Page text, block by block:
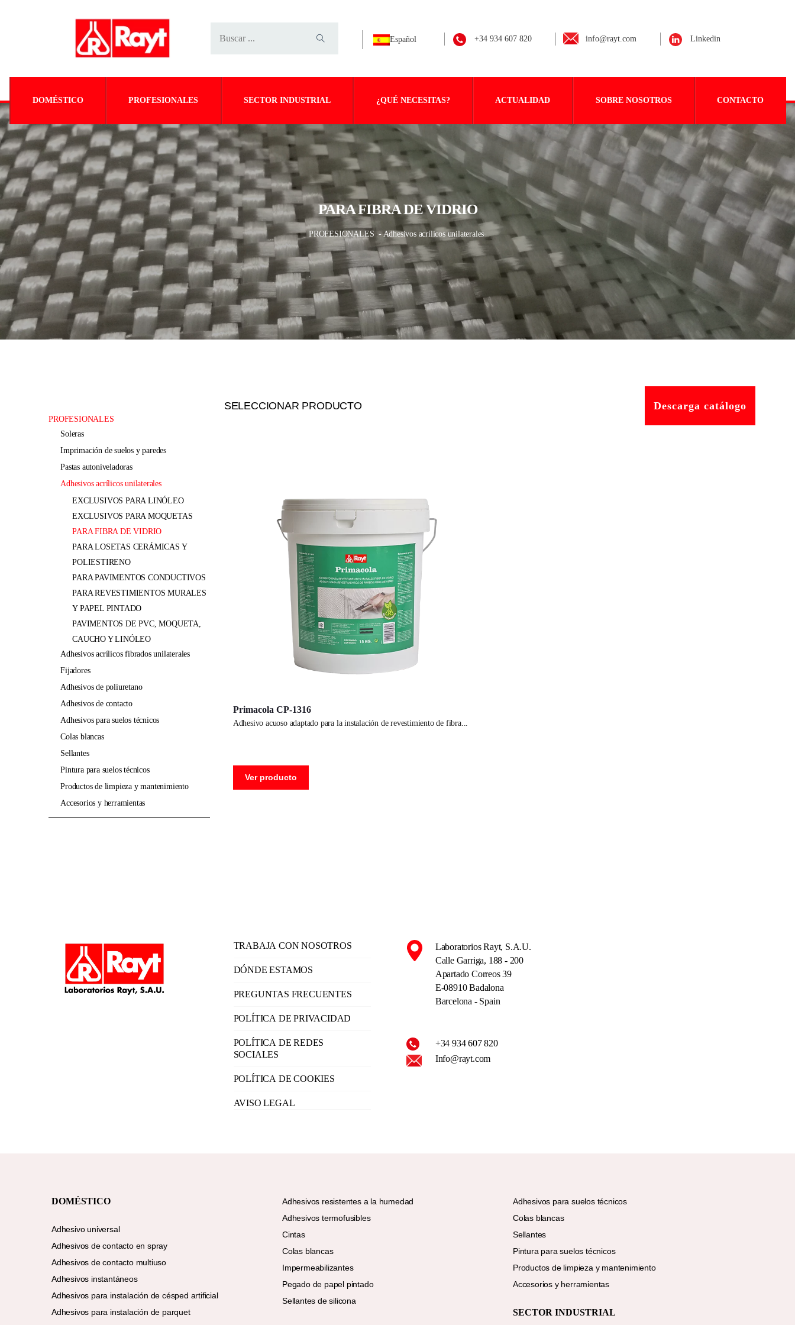
Español +34 934 607 820 info@rayt.com Linkedin
DOMÉSTICO PROFESIONALES SECTOR INDUSTRIAL ¿QUÉ NECESITAS? ACTUALIDAD SOBRE NOSOTROS CONTACTO
PARA FIBRA DE VIDRIO
PROFESIONALES - Adhesivos acrílicos unilaterales
SELECCIONAR PRODUCTO Descarga catálogo
Primacola CP-1316
adhesivo acuoso adaptado para la instalación de revestimiento de fibra
Ver producto
PROFESIONALES
soleras
imprimación de suelos y paredes
pastas autoniveladoras
adhesivos acrílicos unilaterales
EXCLUSIVOS PARA LINÓLEO
EXCLUSIVOS PARA MOQUETAS
PARA FIBRA DE VIDRIO
PARA LOSETAS CERÁMICAS Y
POLIESTIRENO
PARA PAVIMENTOS CONDUCTIVOS
PARA REVESTIMIENTOS MURALES
Y PAPEL PINTADO
PAVIMENTOS DE PVC, MOQUETA,
CAUCHO Y LINÓLEO
adhesivos acrílicos fibrados unilaterales
fijadores
adhesivos de poliuretano
adhesivos de contacto
adhesivos para suelos técnicos
colas blancas
sellantes
pintura para suelos técnicos
productos de limpieza y mantenimiento
accesorios y herramientas
TRABAJA CON NOSOTROS
DÓNDE ESTAMOS
PREGUNTAS FRECUENTES
POLÍTICA DE PRIVACIDAD
POLÍTICA DE REDES
SOCIALES
POLÍTICA DE COOKIES
AVISO LEGAL
Laboratorios Rayt, S.A.U.
Calle Garriga, 188 - 200
Apartado Correos 39
E-08910 Badalona
Barcelona - Spain
+34 934 607 820
Info@rayt.com
DOMÉSTICO
Adhesivo universal
Adhesivos de contacto en spray
Adhesivos de contacto multiuso
Adhesivos instantáneos
Adhesivos para instalación de césped artificial
Adhesivos para instalación de parquet
Adhesivos resistentes a la humedad
Adhesivos termofusibles
Cintas
Colas blancas
Impermeabilizantes
Pegado de papel pintado
Sellantes de silicona
Adhesivos para suelos técnicos
Colas blancas
Sellantes
Pintura para suelos técnicos
Productos de limpieza y mantenimiento
Accesorios y herramientas
SECTOR INDUSTRIAL